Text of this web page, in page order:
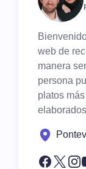
web de
manera
persona
platos